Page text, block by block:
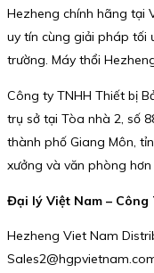
Hezheng chính hãng tại
uy tín cùng giải pháp tối
trường. Máy thổi
Công ty TNHH Thiết bị
trụ sở tại Tòa nhà 2, số
thành phố Giang Môn,
xưởng và văn phòng hơn
Đại lý Việt Nam – Công
Hezheng Viet Nam